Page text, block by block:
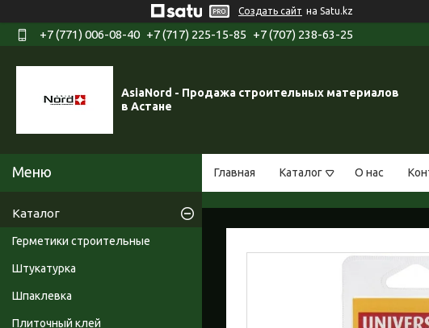
Создать сайт на Satu.kz
+7 (771) 006-08-40 +7 (717) 225-15-85 +7 (707) 238-63-25
AsiaNord - Продажа строительных материалов
в Астане
Главная Каталог О нас
Каталог
Герметики строительные
Штукатурка
Шпаклевка
Плиточный клей